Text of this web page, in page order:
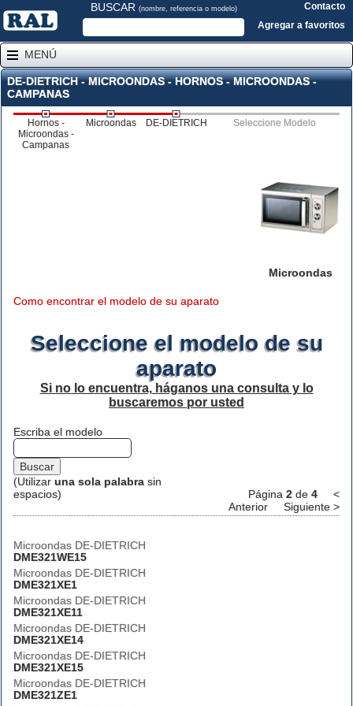
BUSCAR (nombre, referencia o modelo)
Contacto
Agregar a favoritos
MENÚ
DE-DIETRICH - MICROONDAS - HORNOS - MICROONDAS -
CAMPANAS
Hornos -
Microondas -
Campanas
Microondas DE-DIETRICH Seleccione Modelo
Microondas
Como encontrar el modelo de su aparato
Seleccione el modelo de su
aparato
Si no lo encuentra, háganos una consulta y lo
buscaremos por usted
Escriba el modelo
(Utilizar una sola palabra sin
espacios)
Página 2 de 4
<
Anterior
Siguiente >
Microondas DE-DIETRICH
DME321WE15
Microondas DE-DIETRICH
DME321XE1
Microondas DE-DIETRICH
DME321XE11
Microondas DE-DIETRICH
DME321XE14
Microondas DE-DIETRICH
DME321XE15
Microondas DE-DIETRICH
DME321ZE1